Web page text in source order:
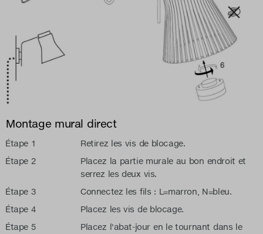
Montage mural direct
Étape 1
Retirez les vis de blocage.
Étape 2
Placez la partie murale au bon endroit et
serrez les deux vis.
Étape 3
Connectez les fils : L=marron, N=bleu.
Étape 4
Placez les vis de blocage.
Étape 5
Placez l'abat-jour en le tournant dans le